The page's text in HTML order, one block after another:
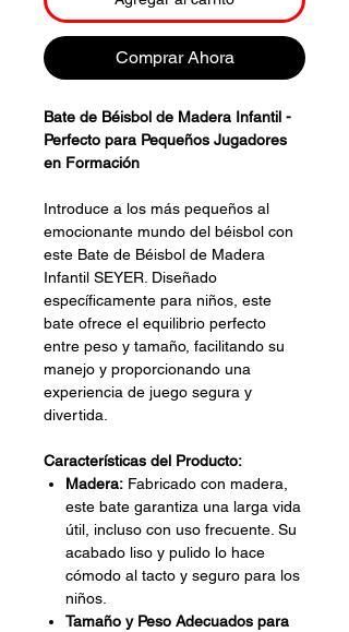
Comprar Ahora
Bate de Béisbol de Madera Infantil -
Perfecto para Pequeños Jugadores
en Formación
Introduce a los más pequeños al
emocionante mundo del béisbol con
este Bate de Béisbol de Madera
Infantil SEYER. Diseñado
específicamente para niños, este
bate ofrece el equilibrio perfecto
entre peso y tamaño, facilitando su
manejo y proporcionando una
experiencia de juego segura y
divertida.
Características del Producto:
Madera: Fabricado con madera,
este bate garantiza una larga vida
útil, incluso con uso frecuente. Su
acabado liso y pulido lo hace
cómodo al tacto y seguro para los
niños.
Tamaño y Peso Adecuados para